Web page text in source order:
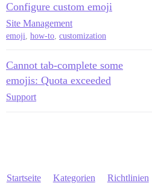
Configure custom emoji
Site Management
emoji, how-to, customization
Cannot tab-complete some
emojis: Quota exceeded
Support
Startseite Kategorien Richtlinien